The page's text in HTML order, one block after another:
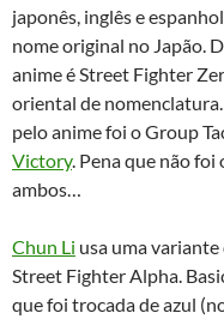
japonês, inglês e
nome original no Japão.
anime é Street Fighter
oriental de
pelo anime foi o Group
Victory. Pena que não
ambos…
Chun Li usa uma
Street Fighter Alpha.
que foi trocada de azul